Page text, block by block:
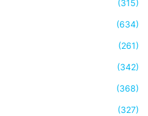
(315)
(634)
(261)
(342)
(368)
(327)